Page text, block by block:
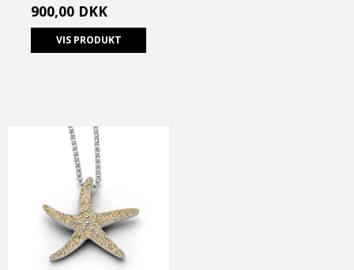
900,00 DKK
VIS PRODUKT